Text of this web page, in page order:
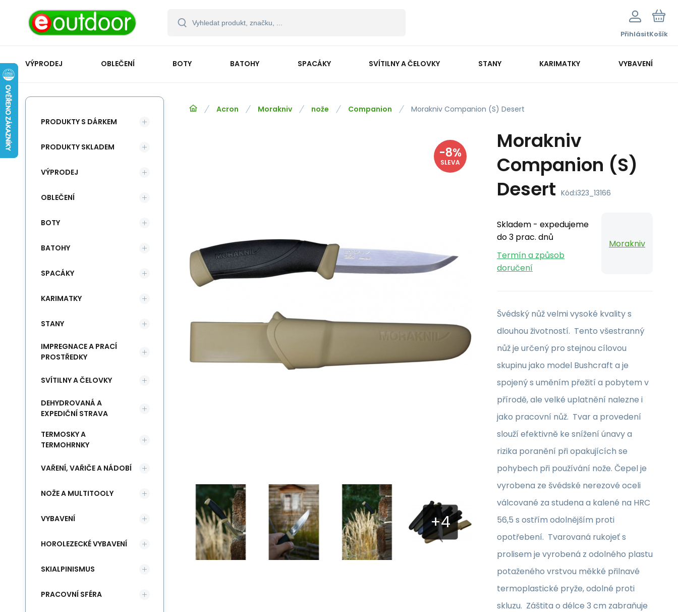
PřihlásitKošík
VÝPRODEJ OBLEČENÍ BOTY BATOHY SPACÁKY SVÍTILNY A ČELOVKY STANY KARIMATKY VYBAVENÍ
Acron Morakniv nože Companion Morakniv Companion (S) Desert
-8%
SLEVA
Morakniv
Companion (S)
Desert Kód:i323_13166
Skladem - expedujeme
do 3 prac. dnů
Termín a způsob
doručení
Morakniv
Švédský nůž velmi vysoké kvality s
dlouhou životností. Tento všestranný
nůž je určený pro stejnou cílovou
skupinu jako model Bushcraft a je
spojený s uměním přežití a pobytem v
přírodě, ale velké uplatnění nalezne i
jako pracovní nůž. Tvar a provedení
slouží efektivně ke snížení únavy a
rizika poranění při opakujících se
pohybech při používání nože. Čepel je
vyrobena ze švédské nerezové oceli
válcované za studena a kalené na HRC
56,5 s ostřím odolnějším proti
opotřebení. Tvarovaná rukojeť s
prolisem je vyrobená z odolného plastu
potaženého vrstvou měkké přilnavé
termoplastické pryže, odolné proti
skluzu. Záštita o délce 3 cm zabraňuje
PRODUKTY S DÁRKEM
PRODUKTY SKLADEM
VÝPRODEJ
OBLEČENÍ
BOTY
BATOHY
SPACÁKY
KARIMATKY
STANY
IMPREGNACE A PRACÍ
PROSTŘEDKY
SVÍTILNY A ČELOVKY
DEHYDROVANÁ A
EXPEDIČNÍ STRAVA
TERMOSKY A
TERMOHRNKY
VAŘENÍ, VAŘIČE A NÁDOBÍ
NOŽE A MULTITOOLY
VYBAVENÍ
HOROLEZECKÉ VYBAVENÍ
SKIALPINISMUS
PRACOVNÍ SFÉRA